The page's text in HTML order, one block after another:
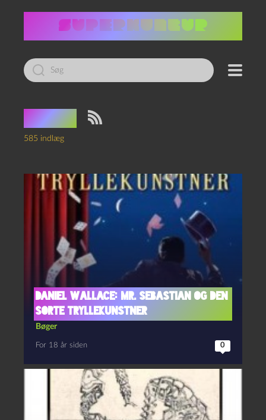
Led
efter:
Bøger
585 indlæg
Daniel Wallace: Mr. Sebastian og den
sorte tryllekunstner
Bøger
For 18 år siden 0